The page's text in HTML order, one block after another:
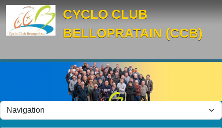
CYCLO CLUB
BELLOPRATAIN (CCB)
Panneau de gestion des cookies